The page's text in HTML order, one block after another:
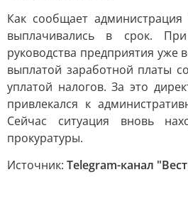
Как сообщает администрация
выплачивались в срок.
руководства предприятия уже
выплатой заработной платы
уплатой налогов. За это
привлекался к
Сейчас ситуация вновь
прокуратуры.
Источник: Telegram-канал